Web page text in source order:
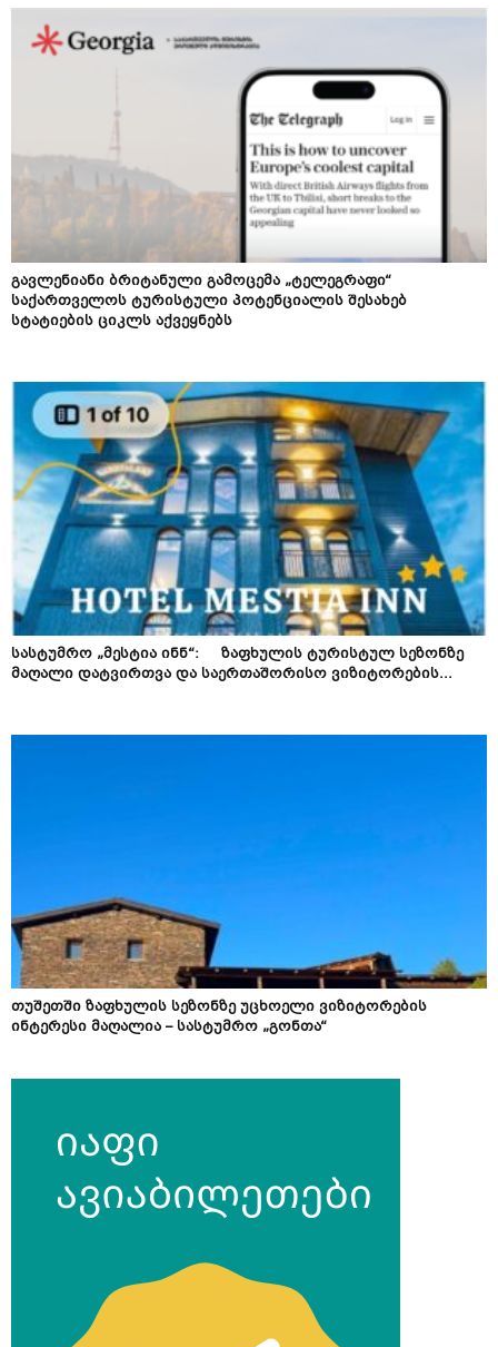
გავლენიანი ბრიტანული გამოცემა „ტელეგრაფი“
საქართველოს ტურისტული პოტენციალის შესახებ
სტატიების ციკლს აქვეყნებს
სასტუმრო „მესტია ინნ“: ზაფხულის ტურისტულ სეზონზე
მაღალი დატვირთვა და საერთაშორისო ვიზიტორების...
თუშეთში ზაფხულის სეზონზე უცხოელი ვიზიტორების
ინტერესი მაღალია – სასტუმრო „გონთა“